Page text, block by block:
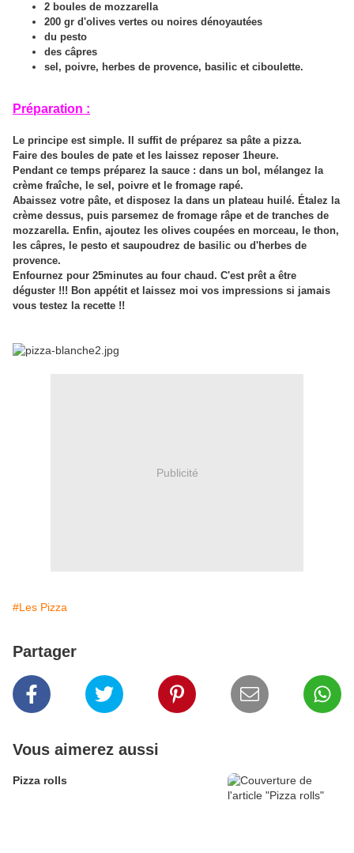
2 boules de mozzarella
200 gr d'olives vertes ou noires dénoyautées
du pesto
des câpres
sel, poivre, herbes de provence, basilic et ciboulette.
Préparation :
Le principe est simple. Il suffit de préparez sa pâte a pizza.
Faire des boules de pate et les laissez reposer 1heure.
Pendant ce temps préparez la sauce : dans un bol, mélangez la
crème fraîche, le sel, poivre et le fromage rapé.
Abaissez votre pâte, et disposez la dans un plateau huilé. Étalez la
crème dessus, puis parsemez de fromage râpe et de tranches de
mozzarella. Enfin, ajoutez les olives coupées en morceau, le thon,
les câpres, le pesto et saupoudrez de basilic ou d'herbes de
provence.
Enfournez pour 25minutes au four chaud. C'est prêt a être
déguster !!! Bon appétit et laissez moi vos impressions si jamais
vous testez la recette !!
Publicité
#Les Pizza
Partager
Vous aimerez aussi
Pizza rolls